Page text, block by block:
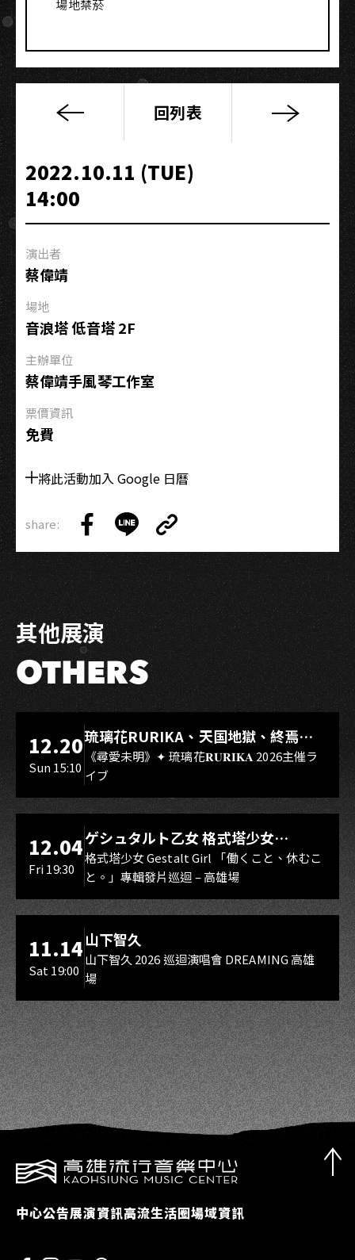
場地禁菸
「面
2022
秋」
面
現
場
即
興
目
回列表
2022.10.11 (TUE)
14:00
演出者
蔡偉靖
場地
音浪塔 低音塔 2F
主辦單位
蔡偉靖手風琴工作室
票價資訊
免費
將此活動加入 Google 日曆
share:
on
Facebook
on
LINE
Link
Copy
Link
其他展演
OTHERS
LIVE WAREHOUSE 小庫
12.20
Sun 15:10
琉璃花RURIKA、天国地獄、終焉
Rebirth、DUALIA、無我夢中、花奏
スマイル（O.A.）
《尋愛未明》✦ 琉璃花𝐑𝐔𝐑𝐈𝐊𝐀 2026主催ラ
イブ
LIVE WAREHOUSE 小庫
12.04
Fri 19:30
ゲシュタルト乙女 格式塔少女
Gestalt Girl
格式塔少女 Gestalt Girl 「働くこと、休むこ
と。」專輯發片巡迴 – 高雄場
11.14
Sat 19:00
山下智久
山下智久 2026 巡迴演唱會 DREAMING 高雄
場
中心公告展演資訊高流生活圈場域資訊